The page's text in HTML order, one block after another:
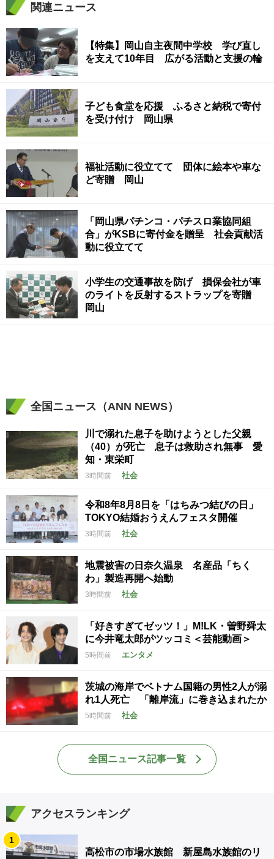
関連ニュース
【特集】岡山自主夜間中学校 学び直し
を支えて10年目 広がる活動と支援の輪
子ども食堂を応援 ふるさと納税で寄付
を受け付け 岡山県
福祉活動に役立てて 団体に絵本や車な
ど寄贈 岡山
「岡山県パチンコ・パチスロ業協同組
合」がKSBに寄付金を贈呈 社会貢献活
動に役立てて
小学生の交通事故を防げ 損保会社が車
のライトを反射するストラップを寄贈
岡山
全国ニュース（ANN NEWS）
川で溺れた息子を助けようとした父親
（40）が死亡 息子は救助され無事 愛
知・東栄町
3時間前 社会
令和8年8月8日を「はちみつ結びの日」
TOKYO結婚おうえんフェスタ開催
3時間前 社会
地震被害の日奈久温泉 名産品「ちく
わ」製造再開へ始動
3時間前 社会
「好きすぎてゼッツ！」M!LK・曽野舜太
に今井竜太郎がツッコミ＜芸能動画＞
5時間前 エンタメ
茨城の海岸でベトナム国籍の男性2人が溺
れ1人死亡 「離岸流」に巻き込まれたか
5時間前 社会
全国ニュース記事一覧
アクセスランキング
1
高松市の市場水族館 新屋島水族館のリ